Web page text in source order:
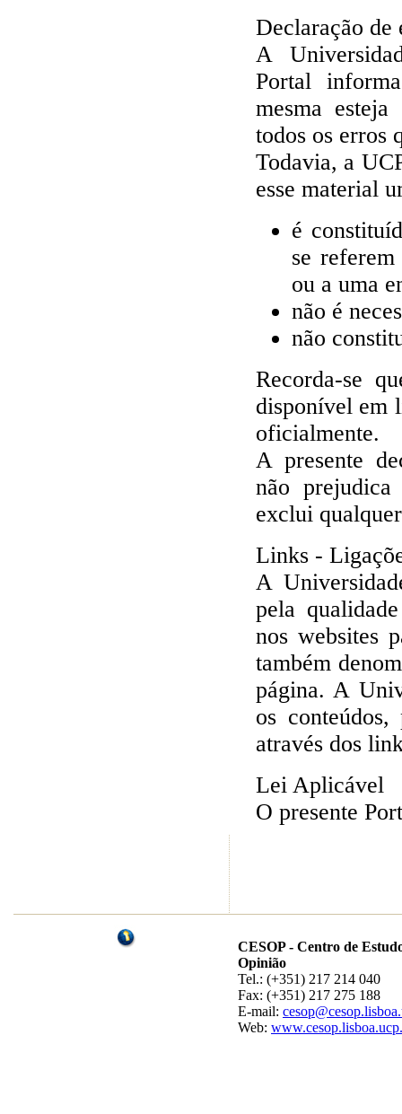
Declaração de
A
Portal
mesma
todos os erros
Todavia, a
esse material
é
se
ou a uma
não é
não
Recorda-se
disponível em
oficialmente.
A presente
não
exclui
Links -
A
pela
nos websites
também
página. A
os
através dos
Lei Aplicável
O presente
CESOP - Centro de
Opinião
Tel.: (+351) 217 214 040
Fax: (+351) 217 275 188
E-mail:
Web: